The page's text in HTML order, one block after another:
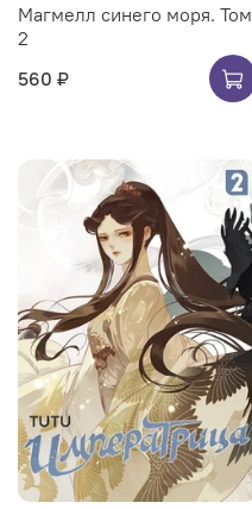
Магмелл синего моря. Том
2
560 ₽